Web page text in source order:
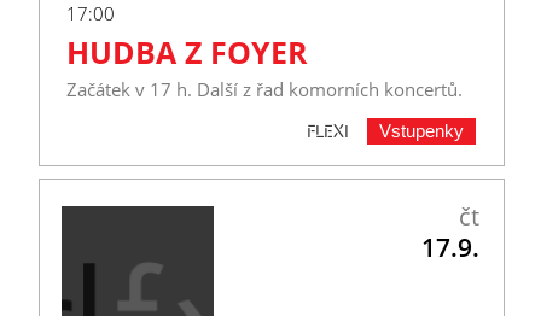
17:00
HUDBA Z FOYER
Začátek v 17 h. Další z řad komorních koncertů.
Vstupenky
FLEXI
čt
17.9.